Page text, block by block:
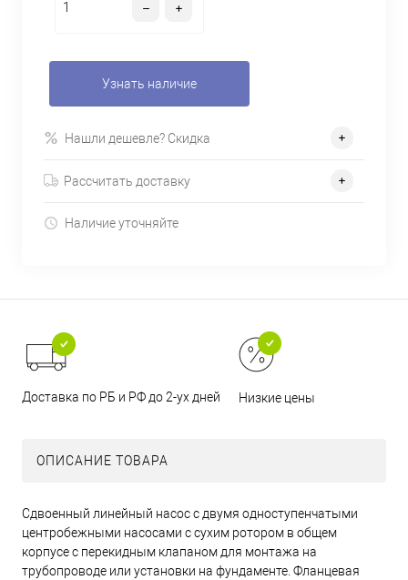
Узнать наличие
Нашли дешевле? Скидка
Рассчитать доставку
Наличие уточняйте
Доставка по РБ и РФ до 2-ух дней Низкие цены
ОПИСАНИЕ ТОВАРА
Сдвоенный линейный насос с двумя одноступенчатыми
центробежными насосами с сухим ротором в общем
корпусе с перекидным клапаном для монтажа на
трубопроводе или установки на фундаменте. Фланцевая